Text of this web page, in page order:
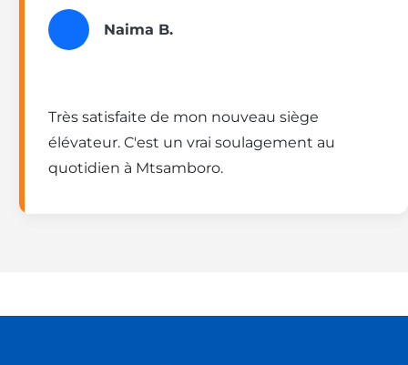
Naima B.
Très satisfaite de mon nouveau siège
élévateur. C'est un vrai soulagement au
quotidien à Mtsamboro.